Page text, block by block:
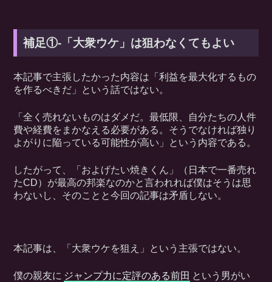
補足①-「大衆ウケ」は狙わなくてもよい
本記事で主張したかった内容は「利益を最大化するもの
を作るべきだ」という話ではない。
「全く売れないものはダメだ。最低限、自分たちの人件
費や経費をまかなえる必要がある。そうでなければ独り
よがりに陥っている可能性が高い」という内容である。
したがって、「およげたい焼きくん」（日本で一番売れ
たCD）が最高の邦楽なのかと言われれば僕はそうは思
わないし、そのことと今回の記事は矛盾しない。
本記事は、「大衆ウケを狙え」という主張ではない。
僕の親友に ジャンプ力に定評のある前田 という男がい